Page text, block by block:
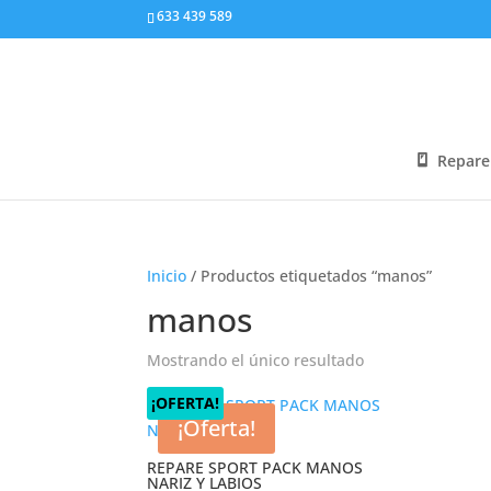
633 439 589
Inicio / Productos etiquetados “manos”
manos
Mostrando el único resultado
¡Oferta!
¡OFERTA!
REPARE SPORT PACK MANOS
NARIZ Y LABIOS